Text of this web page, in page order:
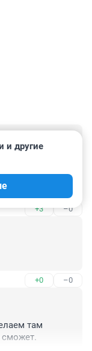
бумаг,
было годами
решать только
остальное
+3 –0
и другие
+0 –0
там
сможет.